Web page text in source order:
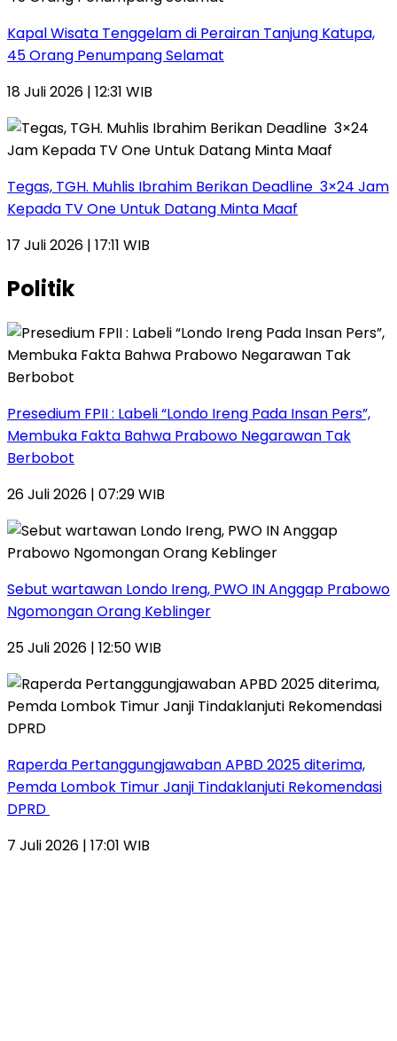
Kapal Wisata Tenggelam di Perairan Tanjung Katupa,
45 Orang Penumpang Selamat
18 Juli 2026 | 12:31 WIB
Tegas, TGH. Muhlis Ibrahim Berikan Deadline 3×24 Jam
Kepada TV One Untuk Datang Minta Maaf
17 Juli 2026 | 17:11 WIB
Politik
Presedium FPII : Labeli “Londo Ireng Pada Insan Pers”,
Membuka Fakta Bahwa Prabowo Negarawan Tak
Berbobot
26 Juli 2026 | 07:29 WIB
Sebut wartawan Londo Ireng, PWO IN Anggap Prabowo
Ngomongan Orang Keblinger
25 Juli 2026 | 12:50 WIB
Raperda Pertanggungjawaban APBD 2025 diterima,
Pemda Lombok Timur Janji Tindaklanjuti Rekomendasi
DPRD
7 Juli 2026 | 17:01 WIB